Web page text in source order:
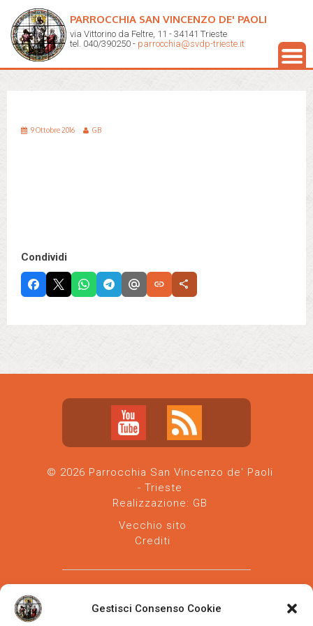
Gestisci Consenso Cookie
PARROCCHIA SAN VINCENZO DE' PAOLI
via Vittorino da Feltre, 11 - 34141 Trieste
tel. 040/390250 - parrocchia@svdp-trieste.it
9 Ottobre 2016 GB
Condividi
link share
© 2026 Parrocchia San Vincenzo de' Paoli
- Trieste
Realizzazione: GB
Vecchio sito
Crediti